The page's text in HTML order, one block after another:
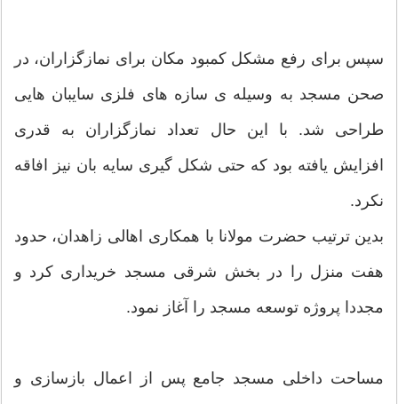
سپس برای رفع مشکل کمبود مکان برای نمازگزاران، در
صحن مسجد به وسیله ی سازه های فلزی سایبان هایی
طراحی شد. با این حال تعداد نمازگزاران به قدری
افزایش یافته بود که حتی شکل گیری سایه بان نیز افاقه
نکرد.
بدین ترتیب حضرت مولانا با همکاری اهالی زاهدان، حدود
هفت منزل را در بخش شرقی مسجد خریداری کرد و
مجددا پروژه توسعه مسجد را آغاز نمود.
مساحت داخلی مسجد جامع پس از اعمال بازسازی و